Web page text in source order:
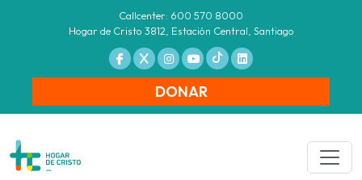
Callcenter: 600 570 8000
Hogar de Cristo 3812, Estación Central, Santiago
DONAR